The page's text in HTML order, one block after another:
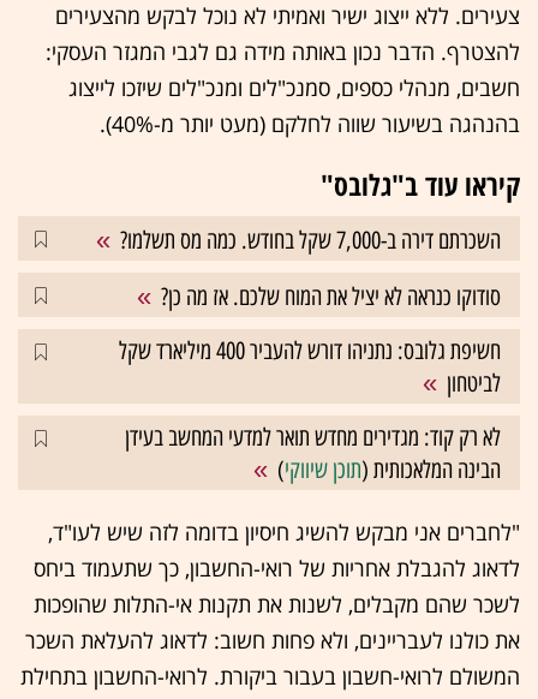
צעירים. ללא ייצוג ישיר ואמיתי לא נוכל לבקש מהצעירים
להצטרף. הדבר נכון באותה מידה גם לגבי המגזר העסקי:
חשבים, מנהלי כספים, סמנכ"לים ומנכ"לים שיזכו לייצוג
בהנהגה בשיעור שווה לחלקם (מעט יותר מ-40%).
קיראו עוד ב"גלובס"
השכרתם דירה ב-7,000 שקל בחודש. כמה מס תשלמו?
סודוקו כנראה לא יציל את המוח שלכם. אז מה כן?
חשיפת גלובס: נתניהו דורש להעביר 400 מיליארד שקל
לביטחון
לא רק קוד: מגדירים מחדש תואר למדעי המחשב בעידן
הבינה המלאכותית (תוכן שיווקי)
"לחברים אני מבקש להשיג חיסיון בדומה לזה שיש לעו"ד,
לדאוג להגבלת אחריות של רואי-החשבון, כך שתעמוד ביחס
לשכר שהם מקבלים, לשנות את תקנות אי-התלות שהופכות
את כולנו לעבריינים, ולא פחות חשוב: לדאוג להעלאת השכר
המשולם לרואי-חשבון בעבור ביקורת. לרואי-החשבון בתחילת